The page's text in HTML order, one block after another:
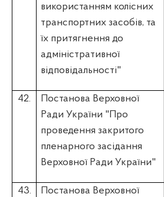
використанням колісних
транспортних засобів, та
їх притягнення до
адміністративної
відповідальності"
42.
Постанова Верховної
Ради України "Про
проведення закритого
пленарного засідання
Верховної Ради України"
43.
Постанова Верховної